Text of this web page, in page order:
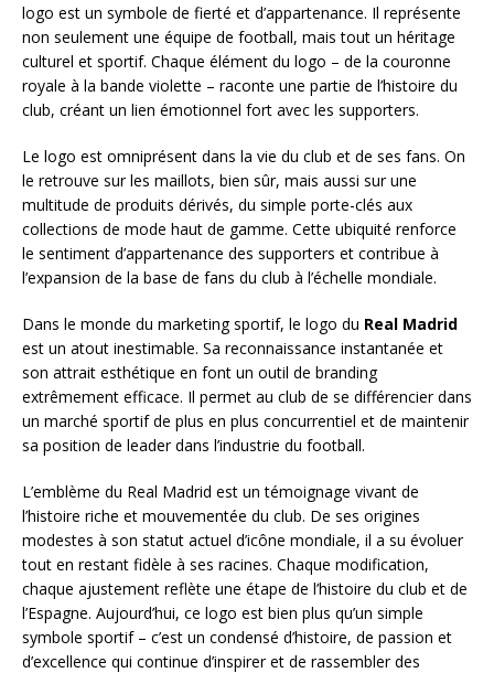
logo est un symbole de fierté et d’appartenance. Il représente
non seulement une équipe de football, mais tout un héritage
culturel et sportif. Chaque élément du logo – de la couronne
royale à la bande violette – raconte une partie de l’histoire du
club, créant un lien émotionnel fort avec les supporters.
Le logo est omniprésent dans la vie du club et de ses fans. On
le retrouve sur les maillots, bien sûr, mais aussi sur une
multitude de produits dérivés, du simple porte-clés aux
collections de mode haut de gamme. Cette ubiquité renforce
le sentiment d’appartenance des supporters et contribue à
l’expansion de la base de fans du club à l’échelle mondiale.
Dans le monde du marketing sportif, le logo du Real Madrid
est un atout inestimable. Sa reconnaissance instantanée et
son attrait esthétique en font un outil de branding
extrêmement efficace. Il permet au club de se différencier dans
un marché sportif de plus en plus concurrentiel et de maintenir
sa position de leader dans l’industrie du football.
L’emblème du Real Madrid est un témoignage vivant de
l’histoire riche et mouvementée du club. De ses origines
modestes à son statut actuel d’icône mondiale, il a su évoluer
tout en restant fidèle à ses racines. Chaque modification,
chaque ajustement reflète une étape de l’histoire du club et de
l’Espagne. Aujourd’hui, ce logo est bien plus qu’un simple
symbole sportif – c’est un condensé d’histoire, de passion et
d’excellence qui continue d’inspirer et de rassembler des